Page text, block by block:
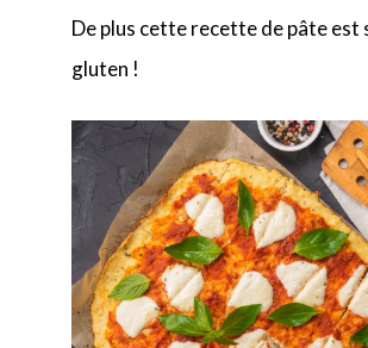
De plus cette recette de pâte est
gluten !